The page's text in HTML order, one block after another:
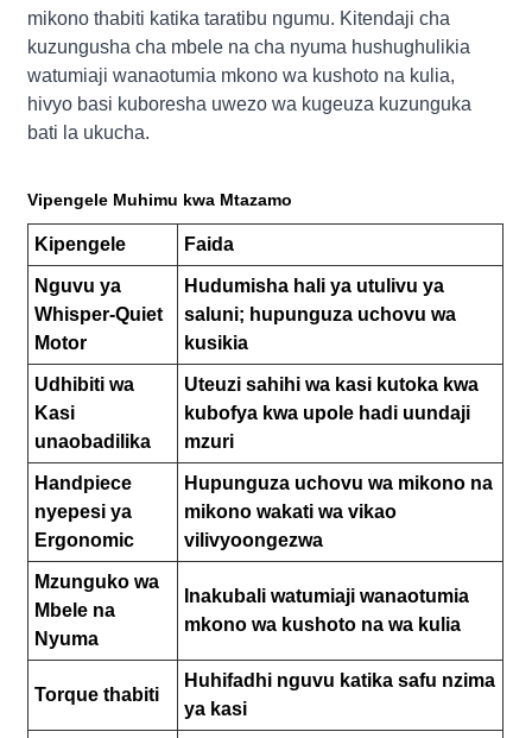
mikono thabiti katika taratibu ngumu. Kitendaji cha
kuzungusha cha mbele na cha nyuma hushughulikia
watumiaji wanaotumia mkono wa kushoto na kulia,
hivyo basi kuboresha uwezo wa kugeuza kuzunguka
bati la ukucha.
Vipengele Muhimu kwa Mtazamo
Kipengele Faida
Nguvu ya
Whisper-Quiet
Motor
Hudumisha hali ya utulivu ya
saluni; hupunguza uchovu wa
kusikia
Udhibiti wa
Kasi
unaobadilika
Uteuzi sahihi wa kasi kutoka kwa
kubofya kwa upole hadi uundaji
mzuri
Handpiece
nyepesi ya
Ergonomic
Hupunguza uchovu wa mikono na
mikono wakati wa vikao
vilivyoongezwa
Mzunguko wa
Mbele na
Nyuma
Inakubali watumiaji wanaotumia
mkono wa kushoto na wa kulia
Torque thabiti
Huhifadhi nguvu katika safu nzima
ya kasi